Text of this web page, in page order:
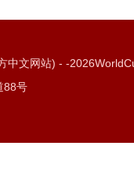
中文网站) - -
88号